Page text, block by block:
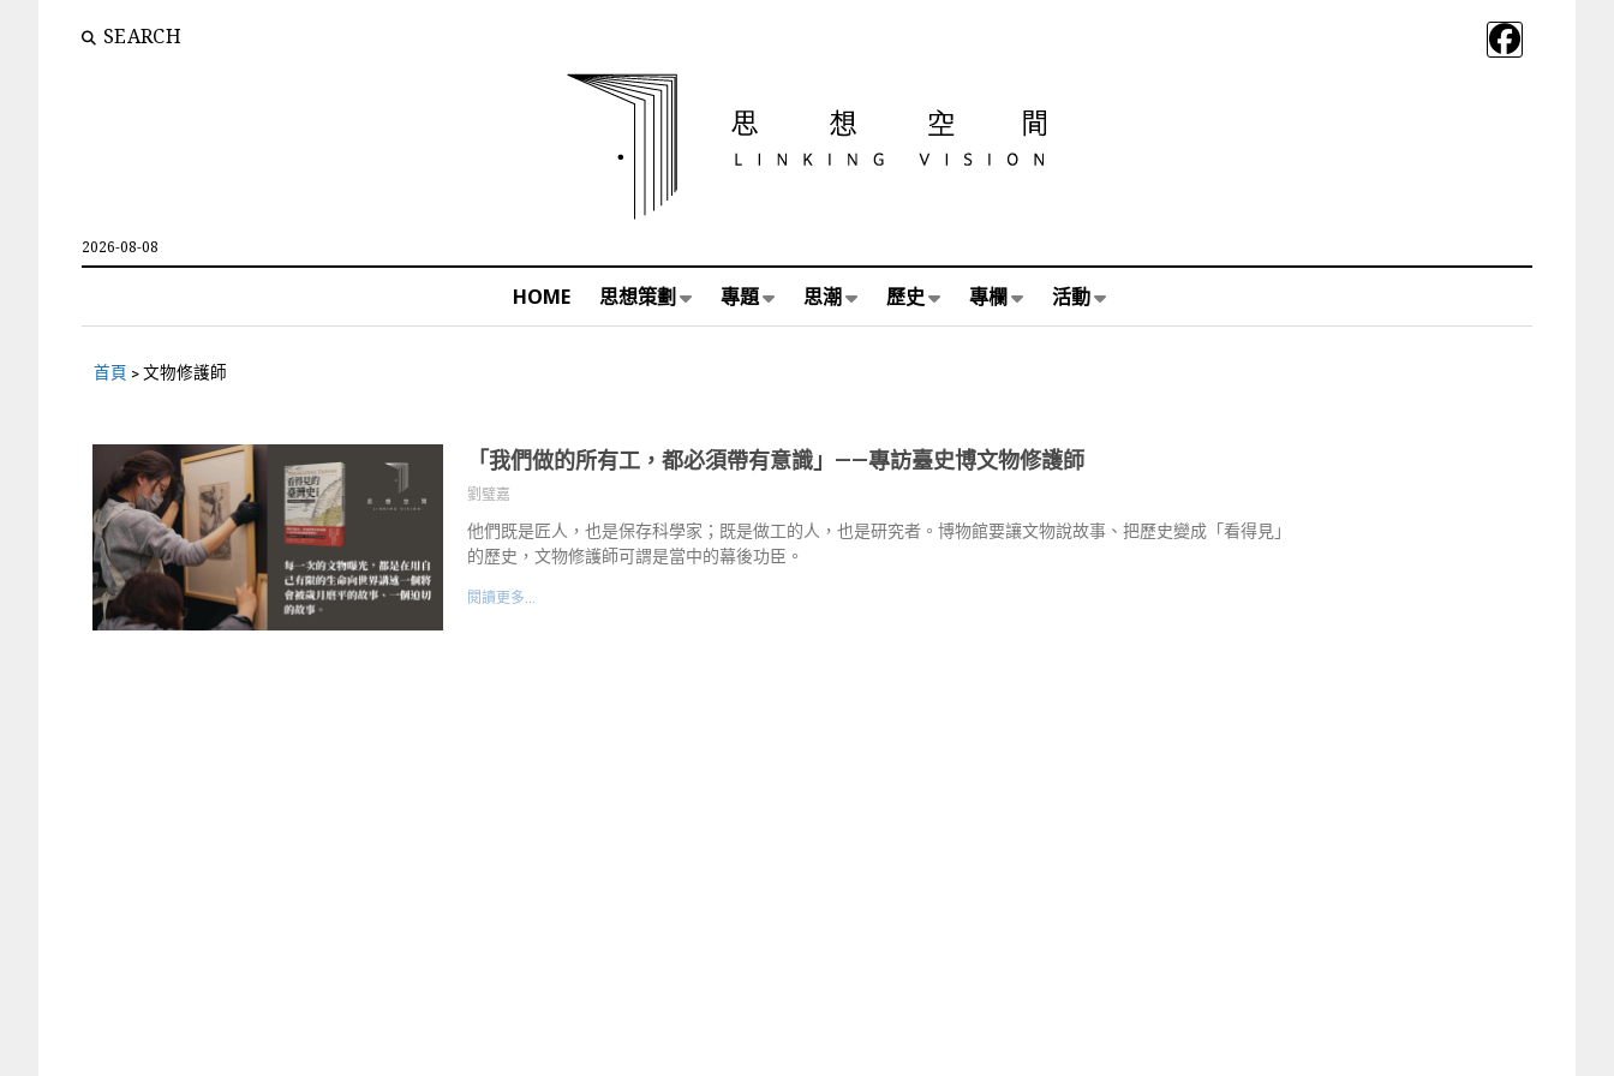
SEARCH
2026-08-08
HOME 思想策劃 專題 思潮 歷史 專欄 活動
首頁 >文物修護師
「我們做的所有工，都必須帶有意識」——專訪臺史博文物修護師
劉璧嘉
他們既是匠人，也是保存科學家；既是做工的人，也是研究者。博物館要讓文物說故事、把歷史變成「看得見」
的歷史，文物修護師可謂是當中的幕後功臣。
閱讀更多...